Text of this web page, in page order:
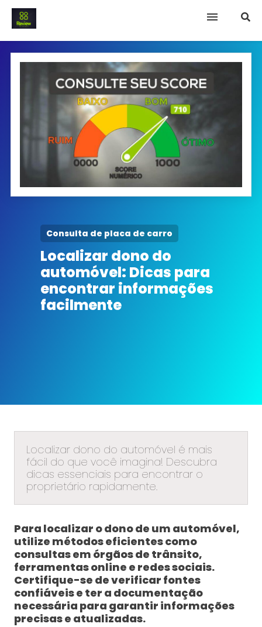
INICIO
Termo e Condições
Política Privacidade
SOBRE NÓS
Consulta de placa de carro
Localizar dono do
automóvel: Dicas para
encontrar informações
facilmente
Localizar dono do automóvel é mais
fácil do que você imagina! Descubra
dicas essenciais para encontrar o
proprietário rapidamente.
Para localizar o dono de um automóvel,
utilize métodos eficientes como
consultas em órgãos de trânsito,
ferramentas online e redes sociais.
Certifique-se de verificar fontes
confiáveis e ter a documentação
necessária para garantir informações
precisas e atualizadas.